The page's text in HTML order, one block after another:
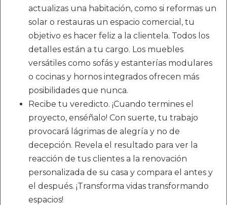
actualizas una habitación, como si reformas un
solar o restauras un espacio comercial, tu
objetivo es hacer feliz a la clientela. Todos los
detalles están a tu cargo. Los muebles
versátiles como sofás y estanterías modulares
o cocinas y hornos integrados ofrecen más
posibilidades que nunca.
Recibe tu veredicto. ¡Cuando termines el
proyecto, enséñalo! Con suerte, tu trabajo
provocará lágrimas de alegría y no de
decepción. Revela el resultado para ver la
reacción de tus clientes a la renovación
personalizada de su casa y compara el antes y
el después. ¡Transforma vidas transformando
espacios!